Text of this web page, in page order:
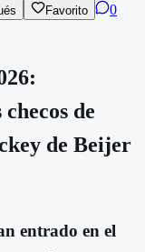
Favorito
0
de
de Beijer
entrado en el